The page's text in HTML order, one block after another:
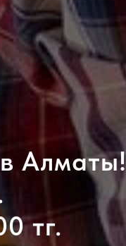
Алматы!
тг.